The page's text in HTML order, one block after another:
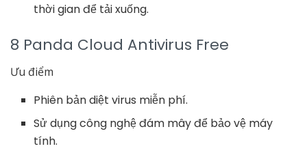
thời gian để tải xuống.
8 Panda Cloud Antivirus Free
Ưu điểm
Phiên bản diệt virus miễn phí.
Sử dụng công nghệ đám mây để bảo vệ máy
tính.